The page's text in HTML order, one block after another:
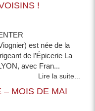
!
est née de la
de l’Épicerie La
avec Fran...
Lire la suite...
– MOIS DE MAI